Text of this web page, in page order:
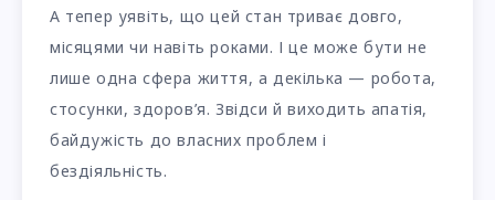
А тепер уявіть, що цей стан триває довго,
місяцями чи навіть роками. І це може бути не
лише одна сфера життя, а декілька — робота,
стосунки, здоров’я. Звідси й виходить апатія,
байдужість до власних проблем і
бездіяльність.